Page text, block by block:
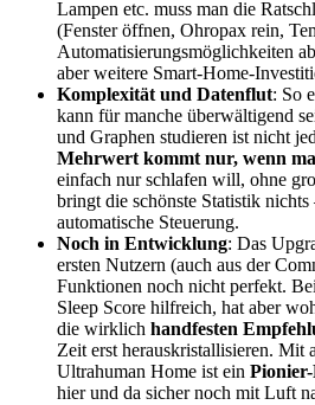
Lampen etc. muss man die
(Fenster öffnen, Ohropax rein,
Automatisierungsmöglichkeiten
aber weitere Smart-Home-
Komplexität und Datenflut: So
kann für manche überwältigend
und Graphen studieren ist nicht
Mehrwert kommt nur, wenn
einfach nur schlafen will, ohne
bringt die schönste Statistik
automatische Steuerung.
Noch in Entwicklung: Das
ersten Nutzern (auch aus der
Funktionen noch nicht perfekt.
Sleep Score hilfreich, hat aber
die wirklich handfesten
Zeit erst herauskristallisieren. Mit
Ultrahuman Home ist ein
hier und da sicher noch mit Luft